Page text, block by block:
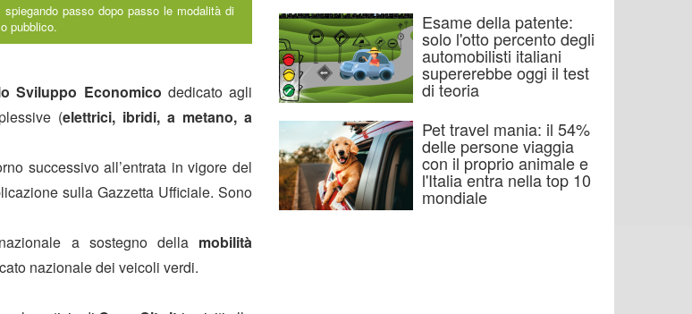
passo dopo passo le modalità di
pubblico.
Sviluppo Economico dedicato agli
(elettrici, ibridi, a metano, a
successivo all’entrata in vigore del
sulla Gazzetta Ufficiale. Sono
a sostegno della mobilità
nazionale dei veicoli verdi.
Esame della patente:
solo l'otto percento degli
automobilisti italiani
supererebbe oggi il test
di teoria
Pet travel mania: il 54%
delle persone viaggia
con il proprio animale e
l'Italia entra nella top 10
mondiale